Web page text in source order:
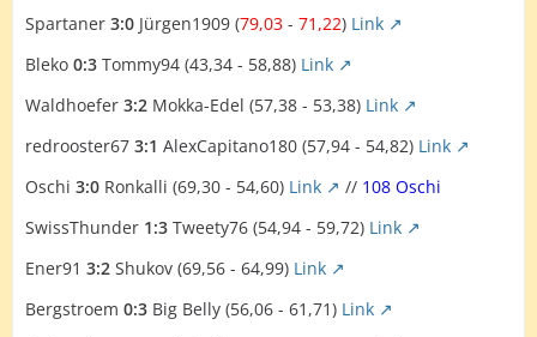
Spartaner 3:0 Jürgen1909 (79,03 - 71,22) Link
Bleko 0:3 Tommy94 (43,34 - 58,88) Link
Waldhoefer 3:2 Mokka-Edel (57,38 - 53,38) Link
redrooster67 3:1 AlexCapitano180 (57,94 - 54,82) Link
Oschi 3:0 Ronkalli (69,30 - 54,60) Link // 108 Oschi
SwissThunder 1:3 Tweety76 (54,94 - 59,72) Link
Ener91 3:2 Shukov (69,56 - 64,99) Link
Bergstroem 0:3 Big Belly (56,06 - 61,71) Link